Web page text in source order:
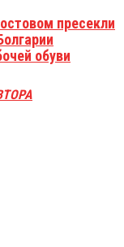
пресекли
обуви